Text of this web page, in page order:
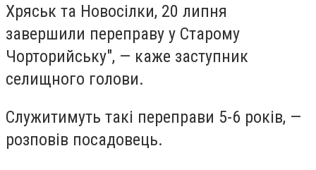
Хряськ та Новосілки, 20 липня
завершили переправу у Старому
Чорторийську", — каже заступник
селищного голови.
Служитимуть такі переправи 5-6 років, —
розповів посадовець.